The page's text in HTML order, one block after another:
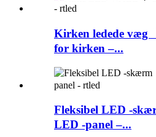
Kirken ledede væg
for kirken –...
Fleksibel LED -
LED -panel –...